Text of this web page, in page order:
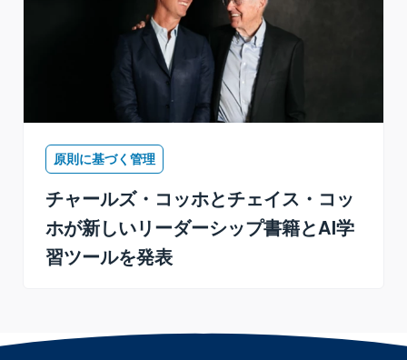
原則に基づく管理
チャールズ・コッホとチェイス・コッ
ホが新しいリーダーシップ書籍とAI学
習ツールを発表